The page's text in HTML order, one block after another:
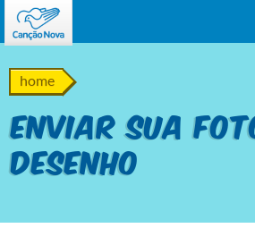
home
Enviar sua
desenho